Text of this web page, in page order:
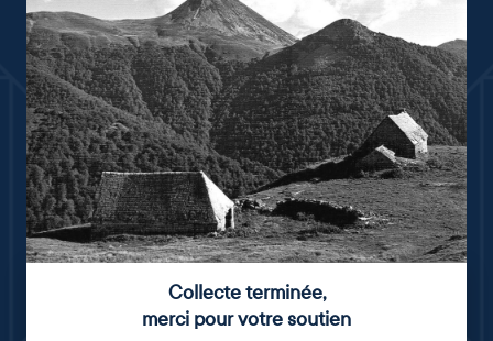
Collecte terminée,
merci pour votre soutien